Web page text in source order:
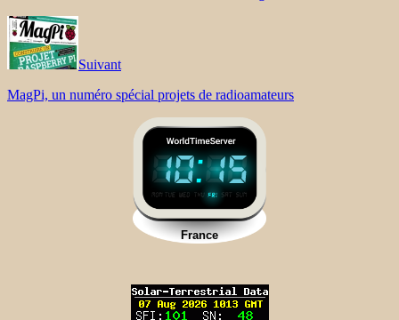
Suivant
MagPi, un numéro spécial projets de radioamateurs